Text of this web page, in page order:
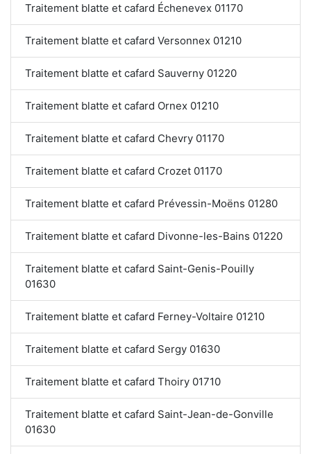
Traitement blatte et cafard Échenevex 01170
Traitement blatte et cafard Versonnex 01210
Traitement blatte et cafard Sauverny 01220
Traitement blatte et cafard Ornex 01210
Traitement blatte et cafard Chevry 01170
Traitement blatte et cafard Crozet 01170
Traitement blatte et cafard Prévessin-Moëns 01280
Traitement blatte et cafard Divonne-les-Bains 01220
Traitement blatte et cafard Saint-Genis-Pouilly
01630
Traitement blatte et cafard Ferney-Voltaire 01210
Traitement blatte et cafard Sergy 01630
Traitement blatte et cafard Thoiry 01710
Traitement blatte et cafard Saint-Jean-de-Gonville
01630